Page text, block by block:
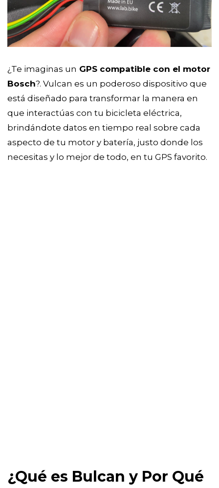
¿Te imaginas un GPS compatible con el motor
Bosch?. Vulcan es un poderoso dispositivo que
está diseñado para transformar la manera en
que interactúas con tu bicicleta eléctrica,
brindándote datos en tiempo real sobre cada
aspecto de tu motor y batería, justo donde los
necesitas y lo mejor de todo, en tu GPS favorito.
¿Qué es Bulcan y Por Qué